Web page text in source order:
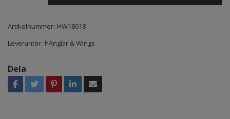
Artikelnummer: HW18018
Leverantör: hÄnglar & Wings
Dela